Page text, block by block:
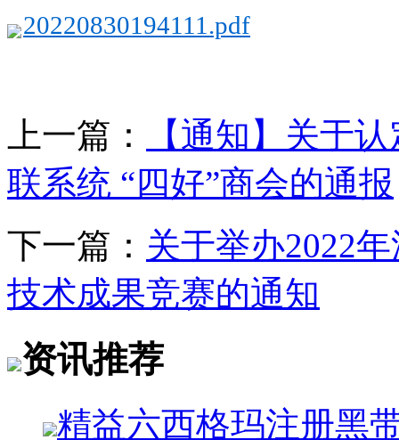
20220830194111.pdf
上一篇：
【通知】关于
联系统 “四好”商会的通报
下一篇： 关于举办2022
技术成果竞赛的通知
资讯推荐
精益六西格玛注册黑